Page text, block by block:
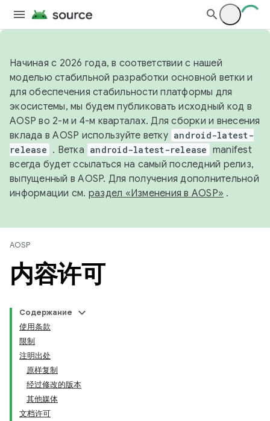
Начиная с 2026 года, в соответствии с нашей
моделью стабильной разработки основной ветки и
для обеспечения стабильности платформы для
экосистемы, мы будем публиковать исходный код в
AOSP во 2-м и 4-м кварталах. Для сборки и внесения
вклада в AOSP используйте ветку android-latest-
release . Ветка android-latest-release manifest
всегда будет ссылаться на самый последний релиз,
выпущенный в AOSP. Для получения дополнительной
информации см. раздел «Изменения в AOSP» .
AOSP
内容许可
Содержание
使用条款
限制
注明出处
原样复制
经过修改的版本
其他媒体
文档许可